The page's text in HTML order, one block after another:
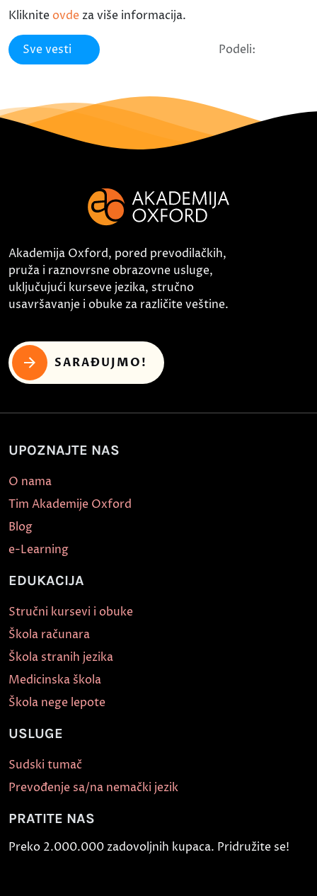
Kliknite ovde za više informacija.
Sve vesti Podeli:
Akademija Oxford, pored prevodilačkih,
pruža i raznovrsne obrazovne usluge,
uključujući kurseve jezika, stručno
usavršavanje i obuke za različite veštine.
SARAĐUJMO!
UPOZNAJTE NAS
O nama
Tim Akademije Oxford
Blog
e-Learning
EDUKACIJA
Stručni kursevi i obuke
Škola računara
Škola stranih jezika
Medicinska škola
Škola nege lepote
USLUGE
Sudski tumač
Prevođenje sa/na nemački jezik
PRATITE NAS
Preko 2.000.000 zadovoljnih kupaca. Pridružite se!